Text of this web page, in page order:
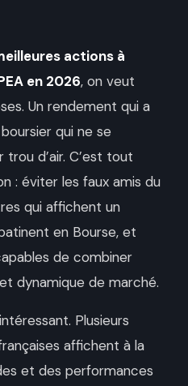
actions à
en 2026, on veut
Un rendement qui a
qui ne se
d’air. C’est tout
: éviter les faux amis du
qui affichent un
en Bourse, et
de combiner
dynamique de marché.
Plusieurs
affichent à la
et des performances